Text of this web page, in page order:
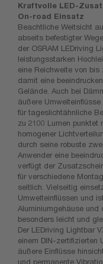
Kraftvolle LED-
On-road Einsatz
Beachtliche Weitsicht
abseits befestigter
der OSRAM LEDriving
leistungsstarken
eine Reichweite von
damit eine
Gelände. Auch bei
äußere
für tageslichtähnliche
zu 2100 Lumen punktet
homogener
durch seine robuste
Anwender eine
verfügt der
für verschiedene
seitlich. Vielseitig
Umwelteinflüssen und
Aluminiumgehäuse und
besonders leicht und
Der LEDriving Lightbar
einem DIN-zertifizierten
äußere Einflüsse
und permanente